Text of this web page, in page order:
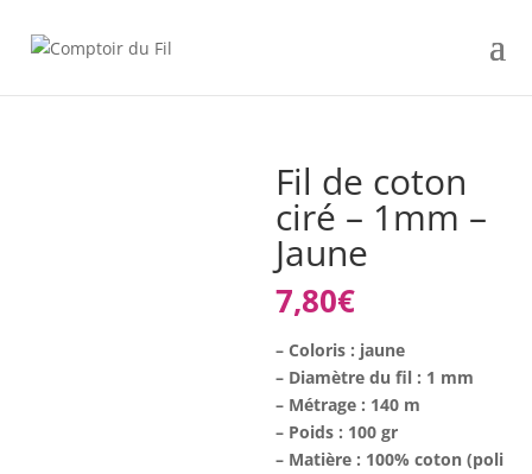
Fil de coton
ciré – 1mm –
Jaune
7,80€
– Coloris : jaune
– Diamètre du fil : 1 mm
– Métrage : 140 m
– Poids : 100 gr
– Matière : 100% coton (poli